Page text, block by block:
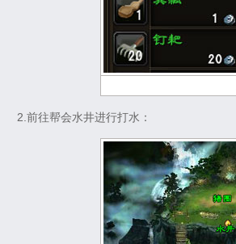
2.前往帮会水井进行打水：